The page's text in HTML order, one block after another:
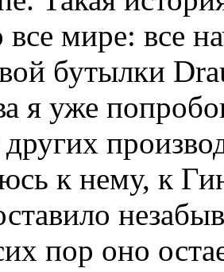
все мире: все
бутылки
я уже
других
к нему, к
пор оно